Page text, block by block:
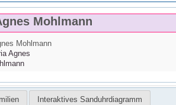
Mohlmann
Mohlmann
Agnes
Interaktives Sanduhrdiagramm